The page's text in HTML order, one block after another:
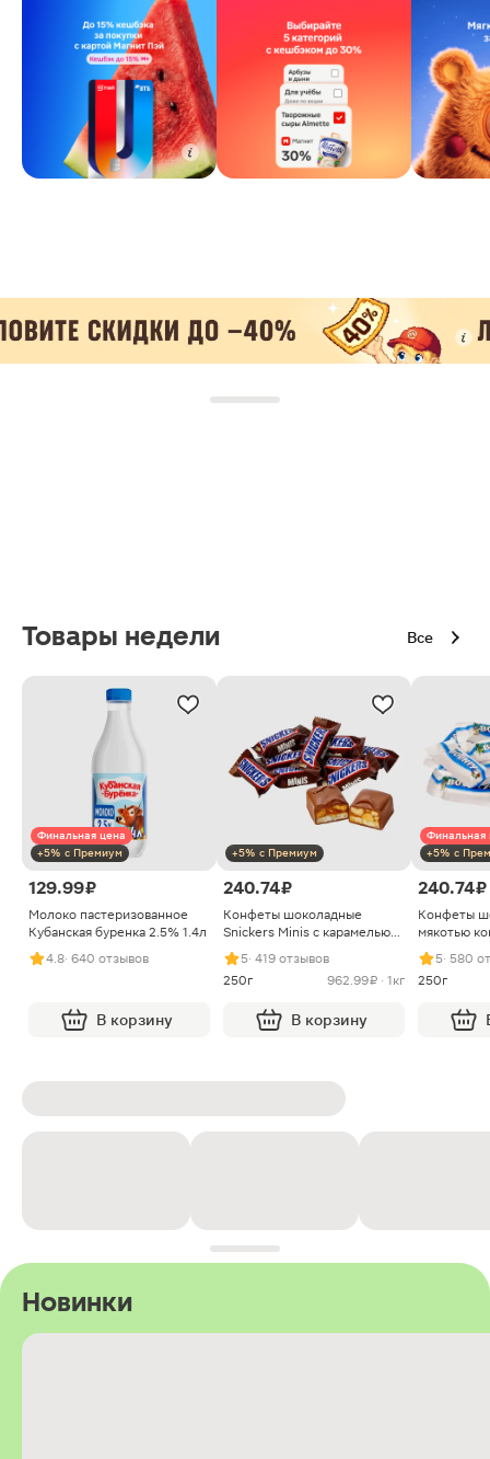
Товары недели Все
Финальная цена
+5% с Премиум
129.99 ₽
Молоко пастеризованное
Кубанская буренка 2.5% 1.4л
4.8· 640 отзывов
В корзину
+5% с Премиум
240.74 ₽
Конфеты шоколадные
Snickers Minis с карамелью
арахисом и нугой
5· 419 отзывов
250г
962.99 ₽ · 1кг
В корзину
Финальная
+5% с
240.74 ₽
Конфеты
мякотью
5· 580
250г
Новинки